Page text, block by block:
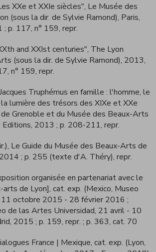
XXe et XXIe siècles", Le Musée des
(sous la dir. de Sylvie Ramond), Paris,
; p. 117, n° 159, repr.
and XXIst centuries", The Lyon
(sous la dir. de Sylvie Ramond), 2013,
n° 159, repr.
Truphémus en famille : l'homme, le
lumière des trésors des XIXe et XXe
Grenoble et du Musée des Beaux-Arts
Editions, 2013; p. 208-211, repr.
Le Guide du Musée des Beaux-Arts de
2014; p. 255 (texte d'A. Théry), repr.
organisée en partenariat avec le
de Lyon], cat. exp. (Mexico, Museo
octobre 2015 - 28 février 2016 ;
de las Artes Universidad, 21 avril - 10
2015; p. 159, repr. ; p. 363, cat. 70
France | Mexique, cat. exp. (Lyon,